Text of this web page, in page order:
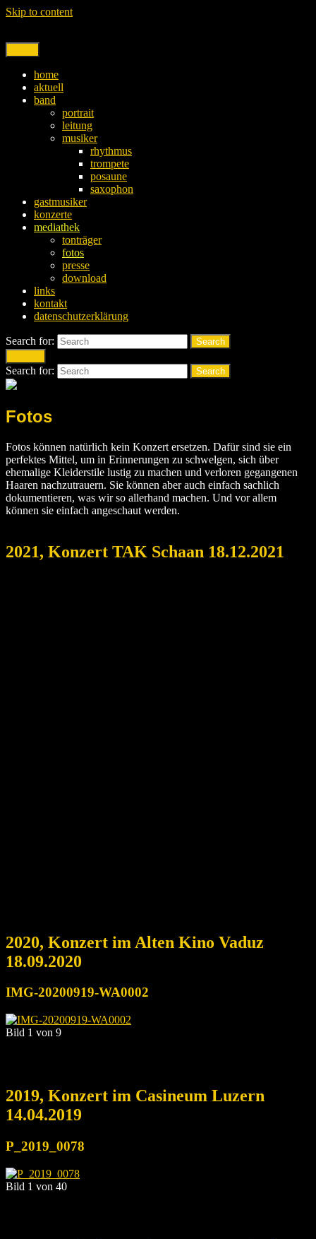
Skip to content
home
aktuell
band
portrait
leitung
musiker
rhythmus
trompete
posaune
saxophon
gastmusiker
konzerte
mediathek
tonträger
fotos
presse
download
links
kontakt
datenschutzerklärung
Search for:
Search
Search for: Search
Fotos
Fotos können natürlich kein Konzert ersetzen. Dafür sind sie ein
perfektes Mittel, um in Erinnerungen zu schwelgen, sich über
ehemalige Kleiderstile lustig zu machen und verloren gegangenen
Haaren nachzutrauern. Sie können aber auch einfach sachlich
dokumentieren, was wir so allerhand machen. Und vor allem
können sie einfach angeschaut werden.
2021, Konzert TAK Schaan 18.12.2021
2020, Konzert im Alten Kino Vaduz
18.09.2020
IMG-20200919-WA0002
Bild 1 von 9
2019, Konzert im Casineum Luzern
14.04.2019
P_2019_0078
Bild 1 von 40